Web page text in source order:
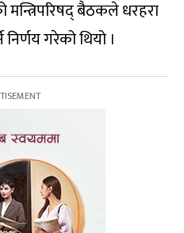
मन्त्रिपरिषद् बैठकले धरहरा
गरेको थियो ।